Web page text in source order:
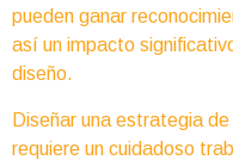
pueden ganar
así un impacto
diseño.
Diseñar una estrategia
requiere un cuidadoso